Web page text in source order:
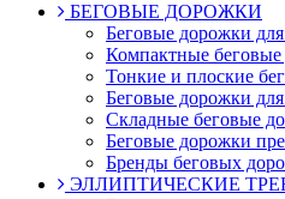
БЕГОВЫЕ ДОРОЖКИ
Беговые дорожки
Компактные
Тонкие и плоские
Беговые дорожки
Складные беговые
Беговые дорожки
Бренды беговых
ЭЛЛИПТИЧЕСКИЕ